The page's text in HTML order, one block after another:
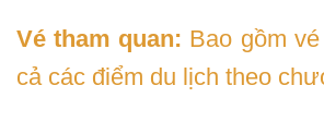
Vé tham quan: Bao gồm
cả các điểm du lịch theo